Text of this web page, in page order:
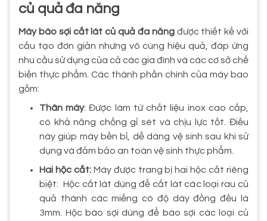
củ quả đa năng
Máy bào sợi cắt lát củ quả đa năng được thiết kế với
cấu tạo đơn giản nhưng vô cùng hiệu quả, đáp ứng
nhu cầu sử dụng của cả các gia đình và các cơ sở chế
biến thực phẩm. Các thành phần chính của máy bao
gồm:
Thân máy: Được làm từ chất liệu inox cao cấp,
có khả năng chống gỉ sét và chịu lực tốt. Điều
này giúp máy bền bỉ, dễ dàng vệ sinh sau khi sử
dụng và đảm bảo an toàn vệ sinh thực phẩm.
Hai hộc cắt:Máy được trang bị hai hộc cắt riêng
biệt: Hộc cắt lát dùng để cắt lát các loại rau củ
quả thành các miếng có độ dày đồng đều là
3mm. Hộc bào sợi dùng để bào sợi các loại củ